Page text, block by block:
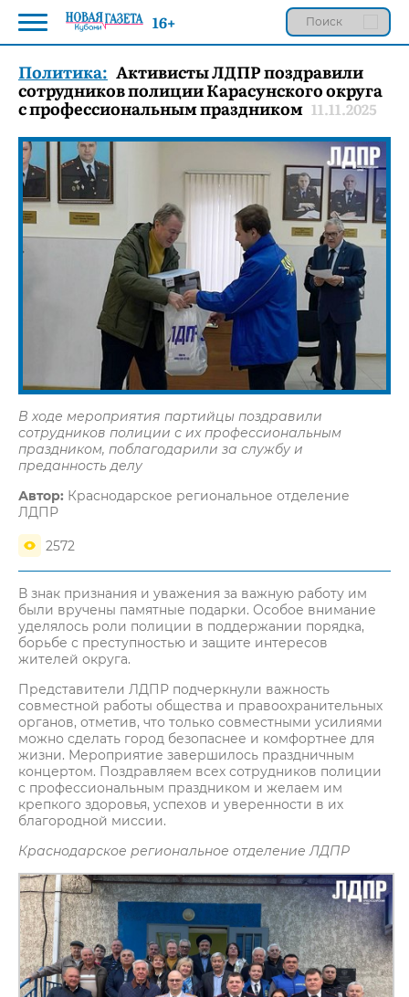
Политика: Активисты ЛДПР поздравили
сотрудников полиции Карасунского округа
с профессиональным праздником 11.11.2025
В ходе мероприятия партийцы поздравили
сотрудников полиции с их профессиональным
праздником, поблагодарили за службу и
преданность делу
Автор: Краснодарское региональное отделение
ЛДПР
2572
В знак признания и уважения за важную работу им
были вручены памятные подарки. Особое внимание
уделялось роли полиции в поддержании порядка,
борьбе с преступностью и защите интересов
жителей округа.
Представители ЛДПР подчеркнули важность
совместной работы общества и правоохранительных
органов, отметив, что только совместными усилиями
можно сделать город безопаснее и комфортнее для
жизни. Мероприятие завершилось праздничным
концертом. Поздравляем всех сотрудников полиции
с профессиональным праздником и желаем им
крепкого здоровья, успехов и уверенности в их
благородной миссии.
Краснодарское региональное отделение ЛДПР
16+